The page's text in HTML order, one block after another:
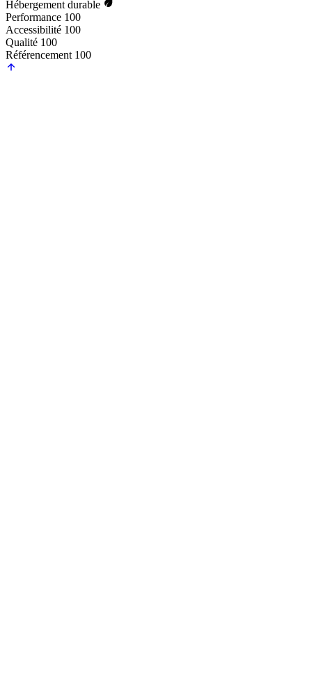
Hébergement durable
Performance 100
Accessibilité 100
Qualité 100
Référencement 100